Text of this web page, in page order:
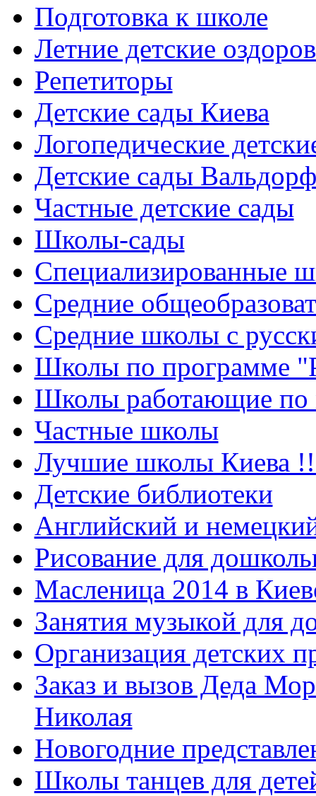
Подготовка к школе
Летние детские
Репетиторы
Детские сады Киева
Логопедические
Детские сады
Частные детские сады
Школы-сады
Cпециализированные
Cредние
Средние школы с
Школы по программе
Школы работающие по
Частные школы
Лучшие школы Киева
Детские библиотеки
Английский и
Рисование для
Масленица 2014 в
Занятия музыкой для
Организация детских
Заказ и вызов Деда
Николая
Новогодние
Школы танцев для